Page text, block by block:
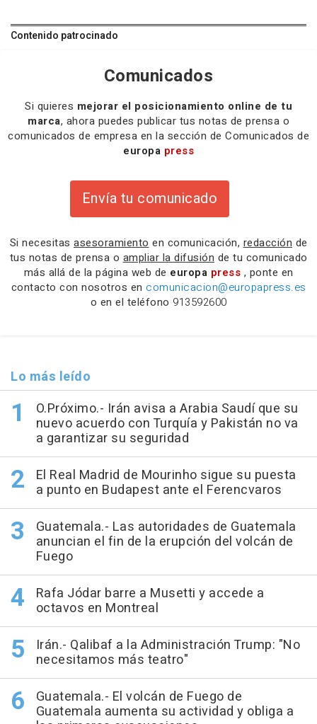
Contenido patrocinado
Comunicados
Si quieres mejorar el posicionamiento online de tu
marca, ahora puedes publicar tus notas de prensa o
comunicados de empresa en la sección de Comunicados de
europa press
Envía tu comunicado
Si necesitas asesoramiento en comunicación, redacción de
tus notas de prensa o ampliar la difusión de tu comunicado
más allá de la página web de europa press , ponte en
contacto con nosotros en comunicacion@europapress.es
o en el teléfono 913592600
Lo más leído
O.Próximo.- Irán avisa a Arabia Saudí que su
nuevo acuerdo con Turquía y Pakistán no va
a garantizar su seguridad
El Real Madrid de Mourinho sigue su puesta
a punto en Budapest ante el Ferencvaros
Guatemala.- Las autoridades de Guatemala
anuncian el fin de la erupción del volcán de
Fuego
Rafa Jódar barre a Musetti y accede a
octavos en Montreal
Irán.- Qalibaf a la Administración Trump: "No
necesitamos más teatro"
Guatemala.- El volcán de Fuego de
Guatemala aumenta su actividad y obliga a